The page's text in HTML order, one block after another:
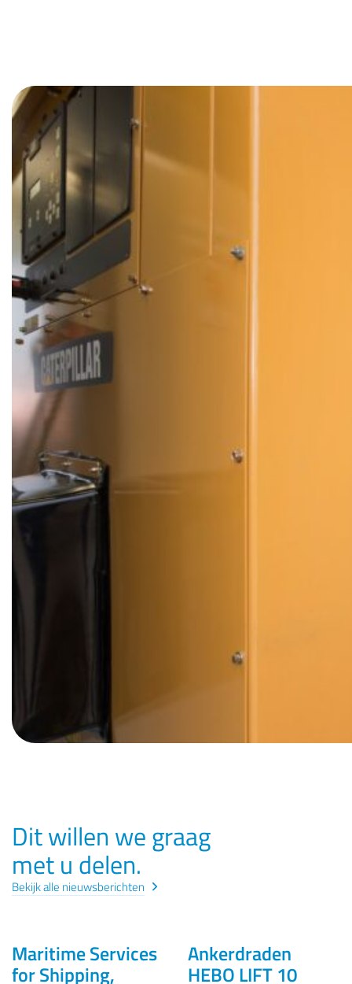
Dit willen we graag
met u delen.
Bekijk alle nieuwsberichten
VISSERIJ, INDUSTRIE
Maritime Services
for Shipping,
INDUSTRIE
Ankerdraden
HEBO LIFT 10